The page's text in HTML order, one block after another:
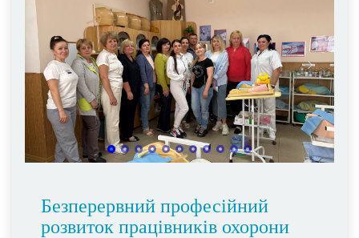
Безперервний професійний
розвиток працівників охорони